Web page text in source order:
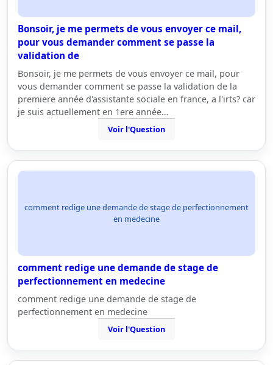
Bonsoir, je me permets de vous envoyer ce mail,
pour vous demander comment se passe la
validation de
Bonsoir, je me permets de vous envoyer ce mail, pour
vous demander comment se passe la validation de la
premiere année d'assistante sociale en france, a l'irts? car
je suis actuellement en 1ere année…
Voir l'Question
comment redige une demande de stage de perfectionnement
en medecine
comment redige une demande de stage de
perfectionnement en medecine
comment redige une demande de stage de
perfectionnement en medecine
Voir l'Question